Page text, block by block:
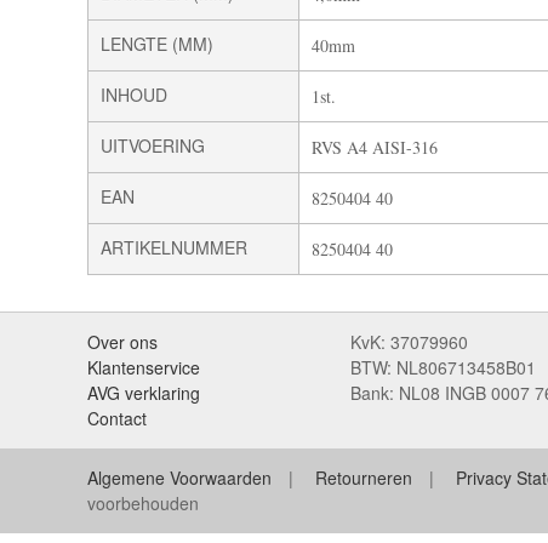
LENGTE (MM) 40mm
INHOUD 1st.
UITVOERING RVS A4 AISI-316
EAN 8250404 40
ARTIKELNUMMER 8250404 40
Over ons
Klantenservice
AVG verklaring
Contact
KvK: 37079960
BTW: NL806713458B01
Bank: NL08 INGB 0007
Algemene Voorwaarden Retourneren Privacy
voorbehouden